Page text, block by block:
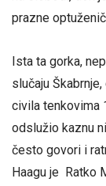
prazne
Ista ta gorka,
slučaju
civila tenkovima
odslužio kaznu
često govori i
Haagu je Ratko